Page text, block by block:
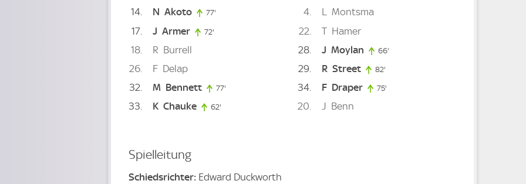
14
N Akoto 77'
17 J Armer 72'
18 R Burrell
26
F Delap
32
M Bennett 77'
33 K Chauke 62'
4
L Montsma
22
T Hamer
28
J Moylan 66'
29 R Street 82'
34 F Draper 75'
20 J Benn
Spielleitung
Schiedsrichter: Edward Duckworth